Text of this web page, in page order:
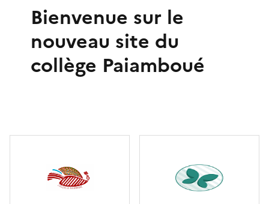
Bienvenue sur le
nouveau site du
collège Paiamboué